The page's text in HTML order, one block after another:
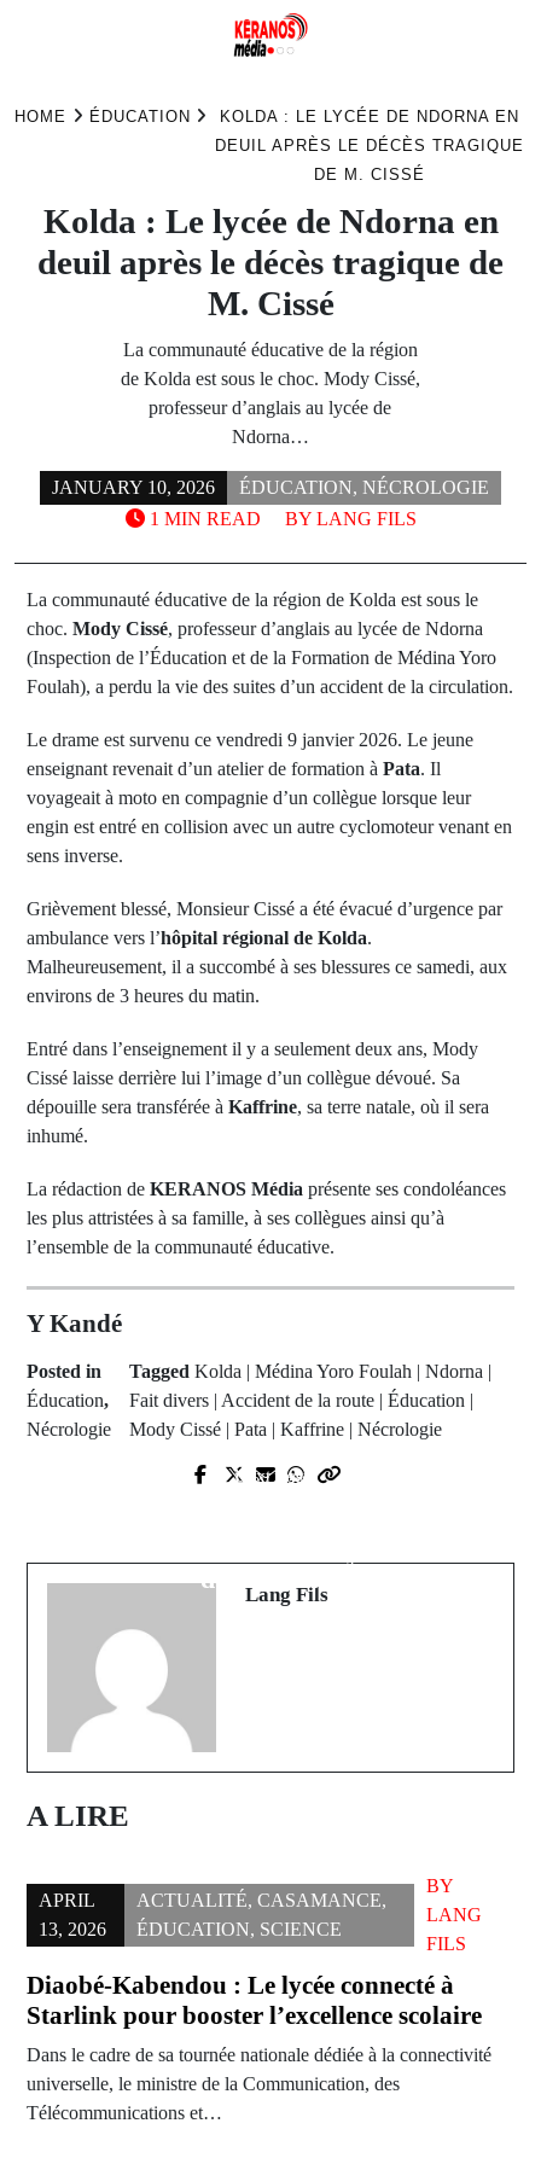
HOME ÉDUCATION
KOLDA : LE LYCÉE DE NDORNA EN
DEUIL APRÈS LE DÉCÈS TRAGIQUE
DE M. CISSÉ
Kolda : Le lycée de Ndorna en
deuil après le décès tragique de
M. Cissé
La communauté éducative de la région
de Kolda est sous le choc. Mody Cissé,
professeur d’anglais au lycée de
Ndorna…
JANUARY 10, 2026 ÉDUCATION, NÉCROLOGIE
BY LANG FILS
1 MIN READ
La communauté éducative de la région de Kolda est sous le
choc. Mody Cissé, professeur d’anglais au lycée de Ndorna
(Inspection de l’Éducation et de la Formation de Médina Yoro
Foulah), a perdu la vie des suites d’un accident de la circulation.
Le drame est survenu ce vendredi 9 janvier 2026. Le jeune
enseignant revenait d’un atelier de formation à Pata. Il
voyageait à moto en compagnie d’un collègue lorsque leur
engin est entré en collision avec un autre cyclomoteur venant en
sens inverse.
Grièvement blessé, Monsieur Cissé a été évacué d’urgence par
ambulance vers l’hôpital régional de Kolda.
Malheureusement, il a succombé à ses blessures ce samedi, aux
environs de 3 heures du matin.
Entré dans l’enseignement il y a seulement deux ans, Mody
Cissé laisse derrière lui l’image d’un collègue dévoué. Sa
dépouille sera transférée à Kaffrine, sa terre natale, où il sera
inhumé.
La rédaction de KERANOS Média présente ses condoléances
les plus attristées à sa famille, à ses collègues ainsi qu’à
l’ensemble de la communauté éducative.
Y Kandé
Posted in
Éducation,
Nécrologie
TaggedKolda | Médina Yoro Foulah | Ndorna |
Fait divers | Accident de la route | Éducation |
Mody Cissé | Pata | Kaffrine | Nécrologie
Prev Post
Next Post
de confiance
Lang Fils
A LIRE
APRIL
13, 2026
ACTUALITÉ,CASAMANCE,
ÉDUCATION, SCIENCE
BY
LANG
FILS
Diaobé-Kabendou : Le lycée connecté à
Starlink pour booster l’excellence scolaire
Dans le cadre de sa tournée nationale dédiée à la connectivité
universelle, le ministre de la Communication, des
Télécommunications et…